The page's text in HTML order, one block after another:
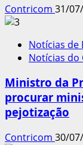
Contricom 31/
Notícias de
Notícias do
Ministro da
procurar
pejotização
Contricom 30/